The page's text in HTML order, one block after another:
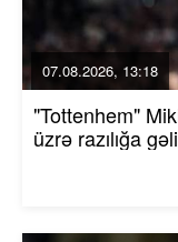
07.08.2026, 13:18
"Tottenhem"
üzrə razılığa